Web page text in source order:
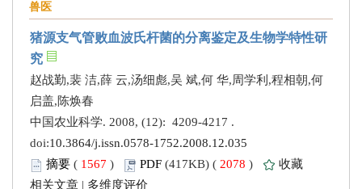
兽医
猪源支气管败血波氏杆菌的分离鉴定及生物学特性研
究
赵战勤,裴 洁,薛 云,汤细彪,吴 斌,何 华,周学利,程相朝,何
启盖,陈焕春
中国农业科学. 2008, (12): 4209-4217 .
doi:10.3864/j.issn.0578-1752.2008.12.035
摘要 ( 1567 ) PDF (417KB) ( 2078 )
收藏
相关文章 | 多维度评价